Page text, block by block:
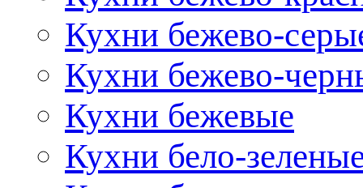
Кухни бежево-
Кухни бежево-
Кухни бежевые
Кухни бело-